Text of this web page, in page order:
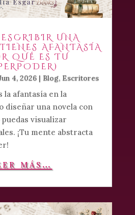
UNA
AFANTASÍA
QUÉ ES TU
4, 2026| Blog, Escritores
la afantasía en la
diseñar una novela con
visualizar
¡Tu mente abstracta
más…